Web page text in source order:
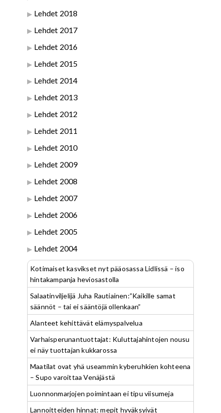
Lehdet 2018
Lehdet 2017
Lehdet 2016
Lehdet 2015
Lehdet 2014
Lehdet 2013
Lehdet 2012
Lehdet 2011
Lehdet 2010
Lehdet 2009
Lehdet 2008
Lehdet 2007
Lehdet 2006
Lehdet 2005
Lehdet 2004
Kotimaiset kasvikset nyt pääosassa Lidlissä – iso
hintakampanja heviosastolla
Salaatinviljelijä Juha Rautiainen:”Kaikille samat
säännöt – tai ei sääntöjä ollenkaan”
Alanteet kehittävät elämyspalvelua
Varhaisperunantuottajat: Kuluttajahintojen nousu
ei näy tuottajan kukkarossa
Maatilat ovat yhä useammin kyberuhkien kohteena
– Supo varoittaa Venäjästä
Luonnonmarjojen poimintaan ei tipu viisumeja
Lannoitteiden hinnat: mepit hyväksyivät